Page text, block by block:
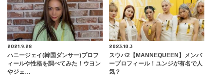
2021.9.28
ハニージェイ(韓国ダンサー)プロフ
ィールや性格を調べてみた！ウヨン
やジェ…
2023.10.3
スウパ2【MANNEQUEEN】メンバ
ープロフィール！ユンジが有名で人
気？